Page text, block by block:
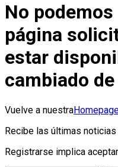
No
página
estar
cambiado de
Vuelve a nuestra
Recibe las últimas
Registrarse implica